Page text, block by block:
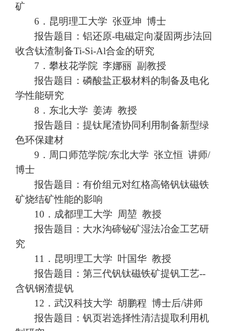
矿
6． 昆明理工大学 张亚坤 博士
报告题目：铝还原-电磁定向凝固两步法回
收含钛渣制备Ti-Si-Al合金的研究
7． 攀枝花学院 李娜丽 副教授
报告题目：磷酸盐正极材料的制备及电化
学性能研究
8． 东北大学 姜涛 教授
报告题目：提钛尾渣协同利用制备新型绿
色环保建材
9． 周口师范学院/东北大学 张立恒 讲师/
博士
报告题目：有价组元对红格高铬钒钛磁铁
矿烧结矿性能的影响
10． 成都理工大学 周堃 教授
报告题目：大水沟碲铋矿湿法冶金工艺研
究
11． 昆明理工大学 叶国华 教授
报告题目：第三代钒钛磁铁矿提钒工艺--
含钒钢渣提钒
12． 武汉科技大学 胡鹏程 博士后/讲师
报告题目：钒页岩选择性清洁提取利用机